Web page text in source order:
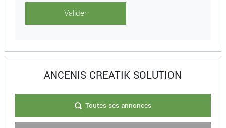
ANCENIS CREATIK SOLUTION
Toutes ses annonces